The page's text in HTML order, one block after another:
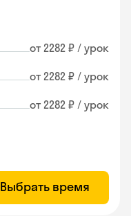
от 2282 ₽ / урок
от 2282 ₽ / урок
от 2282 ₽ / урок
Выбрать время